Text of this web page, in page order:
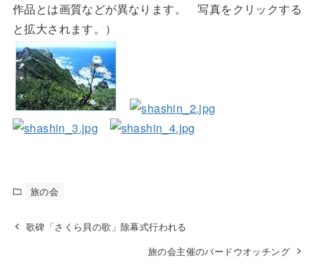
作品とは画質などが異なります。 写真をクリックする
と拡大されます。）
旅の会
歌碑「さくら貝の歌」除幕式行われる
旅の会主催のバードウオッチング